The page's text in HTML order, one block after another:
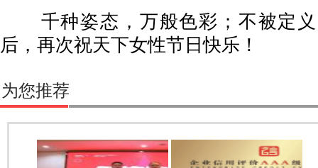
千种姿态，万般色彩；不被定义
后，再次祝天下女性节日快乐！
为您推荐